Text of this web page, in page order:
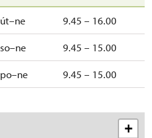
út–ne 9.45 – 16.00
so–ne 9.45 – 15.00
po–ne 9.45 – 15.00
+